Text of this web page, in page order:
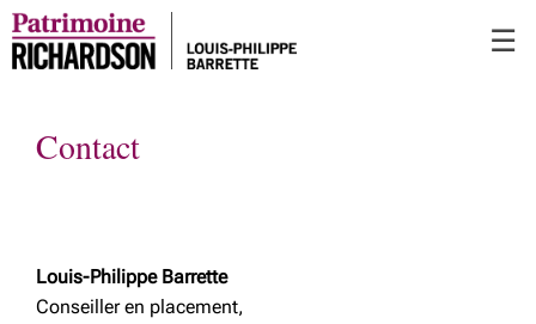
au
☰
Contact
Louis-Philippe Barrette
Conseiller en placement,